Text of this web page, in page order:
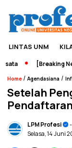
LINTAS UNM
[Breaking
Home /Agendasiana /
Setelah
LPM Profesi
Selasa, 14 Juni